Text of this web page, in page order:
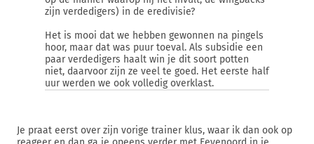
zijn verdedigers) in de eredivisie?
Het is mooi dat we hebben gewonnen na pingels
hoor, maar dat was puur toeval. Als subsidie een
paar verdedigers haalt win je dit soort potten
niet, daarvoor zijn ze veel te goed. Het eerste half
uur werden we ook volledig overklast.
Je praat eerst over zijn vorige trainer klus, waar ik dan ook op